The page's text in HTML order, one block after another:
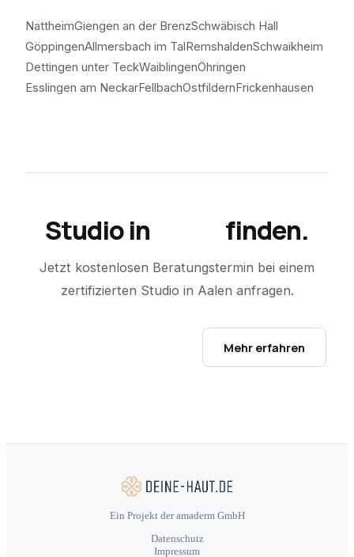
NattheimGiengen an der BrenzSchwäbisch Hall
GöppingenAllmersbach im TalRemshaldenSchwaikheim
Dettingen unter TeckWaiblingenÖhringen
Esslingen am NeckarFellbachOstfildernFrickenhausen
Studio in finden.
Jetzt kostenlosen Beratungstermin bei einem
zertifizierten Studio in Aalen anfragen.
Mehr erfahren
Ein Projekt der amaderm GmbH
Datenschutz
Impressum